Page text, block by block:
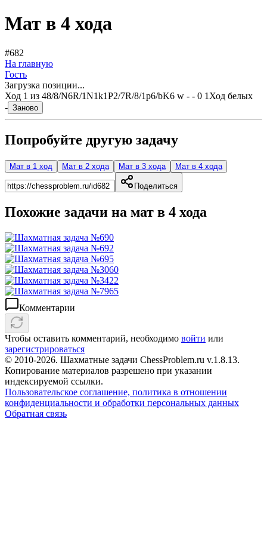
Мат в 4 хода
#682
На главную
Гость
Загрузка позиции...
Ход 1 из 48/8/N6R/1N1k1P2/7R/8/1p6/bK6 w - - 0 1 Ход белых
- Заново
Попробуйте другую задачу
Мат в 1 ход Мат в 2 хода Мат в 3 хода Мат в 4 хода
Поделиться
Похожие задачи на мат в 4 хода
Комментарии
Чтобы оставить комментарий, необходимо войти или
зарегистрироваться
© 2010-2026. Шахматные задачи ChessProblem.ru v.1.8.13.
Копирование материалов разрешено при указании
индексируемой ссылки.
Пользовательское соглашение, политика в отношении
конфиденциальности и обработки персональных данных
Обратная связь